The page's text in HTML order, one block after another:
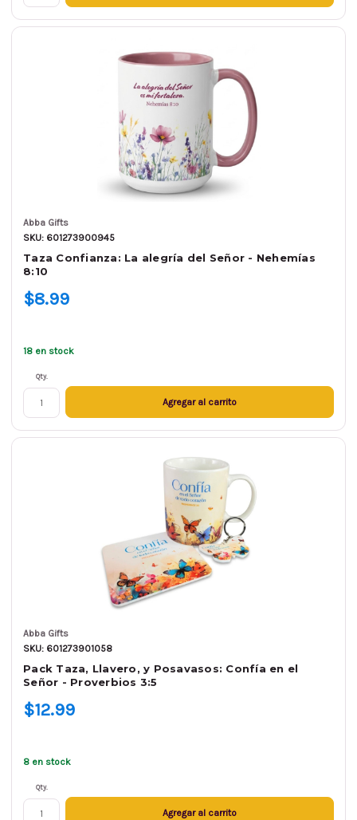
Abba Gifts
SKU: 601273900945
Taza Confianza: La alegría del Señor - Nehemías
8:10
$8.99
18 en stock
Qty.
Agregar al carrito
Abba Gifts
SKU: 601273901058
Pack Taza, Llavero, y Posavasos: Confía en el
Señor - Proverbios 3:5
$12.99
8 en stock
Qty.
Agregar al carrito